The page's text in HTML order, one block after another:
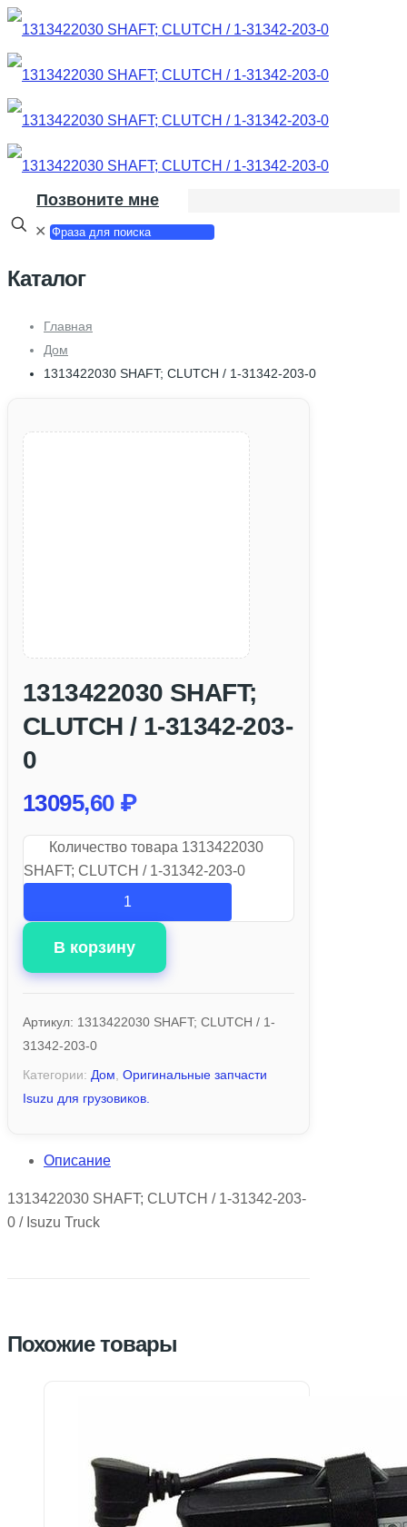
Позвоните мне
✕
Каталог
Главная
Дом
1313422030 SHAFT; CLUTCH / 1-31342-203-0
1313422030 SHAFT;
CLUTCH / 1-31342-203-
0
13095,60 ₽
Количество товара 1313422030
SHAFT; CLUTCH / 1-31342-203-0
В корзину
Артикул: 1313422030 SHAFT; CLUTCH / 1-
31342-203-0
Категории: Дом Оригинальные запчасти
Isuzu для грузовиков.
Описание
1313422030 SHAFT; CLUTCH / 1-31342-203-
0 / Isuzu Truck
Похожие товары